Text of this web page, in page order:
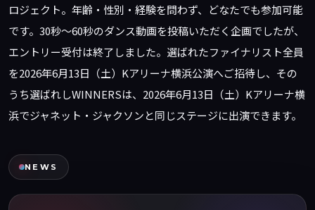
ロジェクト。年齢・性別・経験を問わず、どなたでも参加可能
です。30秒〜60秒のダンス動画を投稿いただく企画でしたが、
エントリー受付は終了しました。選ばれたファイナリスト全員
を2026年6月13日（土）Kアリーナ横浜公演へご招待し、その
うち選ばれしWINNERSは、2026年6月13日（土）Kアリーナ横
浜でジャネット・ジャクソンと同じステージに出演できます。
NEWS